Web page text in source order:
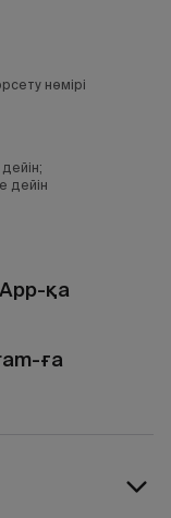
нөмірі
дейін
қа
ға